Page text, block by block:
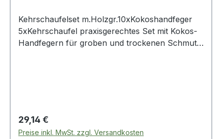
Kehrschaufelset m.Holzgr.10xKokoshandfeger
5xKehrschaufel praxisgerechtes Set mit Kokos-
Handfegern für groben und trockenen Schmutz
Regulärer Preis:
29,14 €
Preise inkl. MwSt. zzgl. Versandkosten